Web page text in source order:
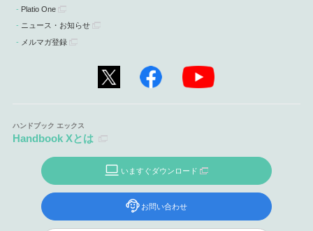
Platio One
ニュース・お知らせ
メルマガ登録
Handbook Xとは
いますぐダウンロード
お問い合わせ